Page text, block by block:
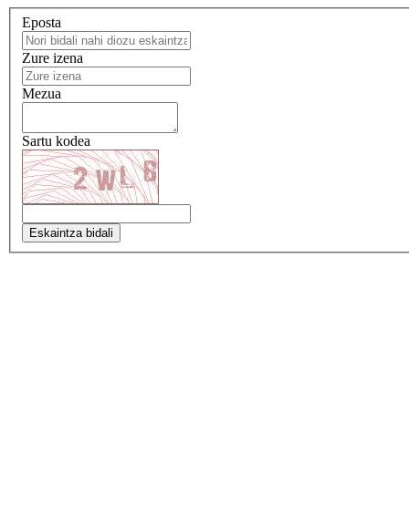
Eposta
Zure izena
Mezua
Sartu kodea